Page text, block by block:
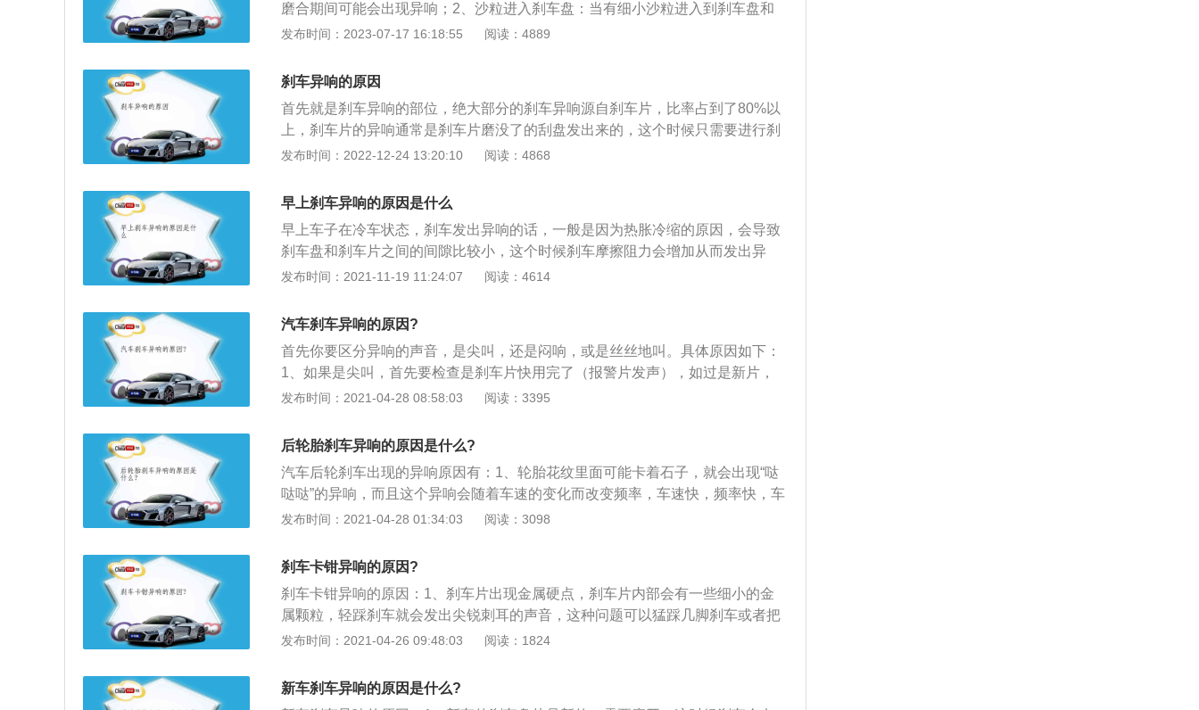
磨合期间可能会出现异响；2、沙粒进入刹车盘：当有细小沙粒进入到刹车盘和
刹车片之间时，也会发出异响；3、固定刹车盘的螺丝丢失、松动或损坏；4、刹
汽车刹车踏板在方向盘下面，踩住刹车踏板，会使刹车杠杆联动受压并传至到刹
车鼓上的刹车片卡住刹车轮盘，使汽车减速或停止运行。
发布时间：2023-07-17 16:18:55 阅读：4889
刹车异响的原因
首先就是刹车异响的部位，绝大部分的刹车异响源自刹车片，比率占到了80%以
上，刹车片的异响通常是刹车片磨没了的刮盘发出来的，这个时候只需要进行刹
车片的更换就可以了；还有就是刹车片的表面老化或者是边角锋利造成的，这类
片异响是因为刹车盘的问题引起，通常是由于刹车盘的变形引起的，在驾车的时
候左右摆动磨到了刹车片引起的异响，这类状况只需要进行盘片的失园修复研磨
就能解决；还有就是车子长时间不开造成了刹车盘的少量锈迹产生，刹车片摩擦
到了刹车盘的锈迹造成了刹车异响，这种状况无需过多的担忧，只需要安全驾驶
一段时间，就可以把表层的锈迹抹掉了。还有大约10%的刹车异响是因为刹车挡
就是根据刹车异响的声音进行问题的排查或者维修，首先就是普遍的尖叫声，尖
叫声的原因不外乎这么两个，首先就是刹车片快磨完了，报警铁销和刹车片碰上
了，就会有金属摩擦的尖叫声产生；再一种状况就是有异物夹到了刹车盘和刹车
发布时间：2022-12-24 13:20:10 阅读：4868
早上刹车异响的原因是什么
早上车子在冷车状态，刹车发出异响的话，一般是因为热胀冷缩的原因，会导致
刹车盘和刹车片之间的间隙比较小，这个时候刹车摩擦阻力会增加从而发出异
响，这属于正常现象，无需额外处理。刹车片是车身上更换频率比较高的零部
刹车片的，但具体应该参考日常的行驶环境、驾驶员的驾驶习惯等来实际判断是
否需要更换。刹车异响除了刹车片的关系，还可能是因为制动液不够引起的。制
动液则是建议两年或是行驶四万公里的时候更换一次，因为制动液对刹车效果作
用是很大的，建议更换品质比较高的产品，普通汽修店更换制动液方式并不如专
用机器卫生，最好是在4S店进行制动液更换，这样能够保证制动液的卫生以及质
发布时间：2021-11-19 11:24:07 阅读：4614
汽车刹车异响的原因?
首先你要区分异响的声音，是尖叫，还是闷响，或是丝丝地叫。具体原因如下：
1、如果是尖叫，首先要检查是刹车片快用完了（报警片发声），如过是新片，
那要检查一下有没有异物被夹到刹车盘与片之间；2、如果是闷响，多是刹车卡
较多，卡钳，刹车碟，刹车片都可能有问题，建议到4s店检查。
发布时间：2021-04-28 08:58:03 阅读：3395
后轮胎刹车异响的原因是什么?
汽车后轮刹车出现的异响原因有：1、轮胎花纹里面可能卡着石子，就会出现“哒
哒哒”的异响，而且这个异响会随着车速的变化而改变频率，车速快，频率快，车
速慢，频率慢；2、轮胎里面的刹车片磨损到极限了，刹车片的限位铁片摩擦到
更换了；3、车轮的轴承磨损出现了晃动导致异响的出现，可以检查下车轮的轴
承，如果松动就需要更换了。
发布时间：2021-04-28 01:34:03 阅读：3098
刹车卡钳异响的原因?
刹车卡钳异响的原因：1、刹车片出现金属硬点，刹车片内部会有一些细小的金
属颗粒，轻踩刹车就会发出尖锐刺耳的声音，这种问题可以猛踩几脚刹车或者把
刹车片拆下来重新打磨，也可以更换更好一点的刹车片；2、刹车片的装配问
润滑油即可解决；3、也有可能是刹车片装反了，重新装配即可。尤其是在路边
摊更换过刹车片的车主，更应该注意这一点。
发布时间：2021-04-26 09:48:03 阅读：1824
新车刹车异响的原因是什么?